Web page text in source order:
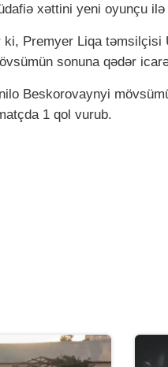
xəttini yeni oyunçu
Premyer Liqa təmsilçisi
sonuna qədər
Beskorovaynyi
1 qol vurub.